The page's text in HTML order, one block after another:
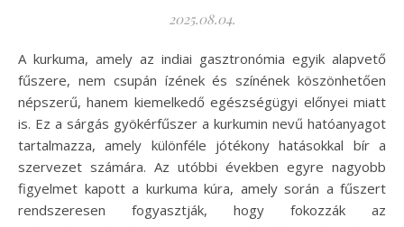
2025.08.04.
A kurkuma, amely az indiai gasztronómia egyik alapvető
fűszere, nem csupán ízének és színének köszönhetően
népszerű, hanem kiemelkedő egészségügyi előnyei miatt
is. Ez a sárgás gyökérfűszer a kurkumin nevű hatóanyagot
tartalmazza, amely különféle jótékony hatásokkal bír a
szervezet számára. Az utóbbi években egyre nagyobb
figyelmet kapott a kurkuma kúra, amely során a fűszert
rendszeresen fogyasztják, hogy fokozzák az